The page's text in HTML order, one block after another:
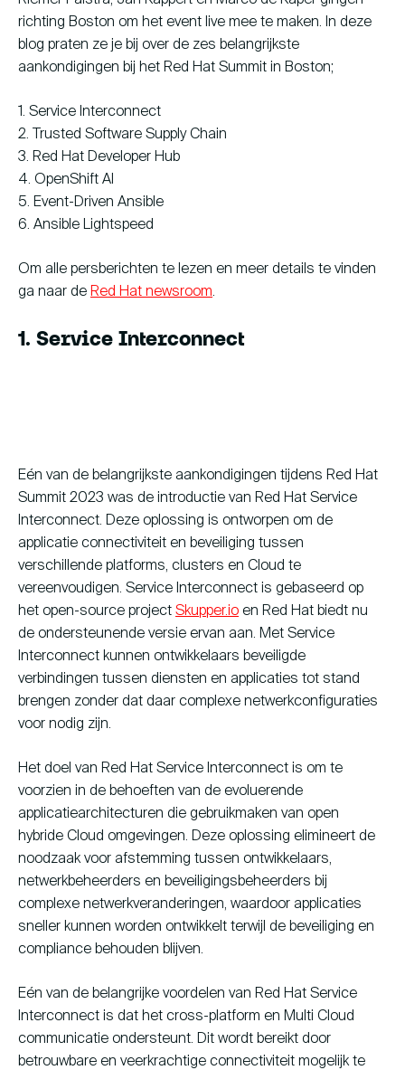
hallo@hcs-company.com
HCS Company
Anthony Fokkerweg 61
Instagram
richting Boston om het event live mee te maken. In deze
blog praten ze je bij over de zes belangrijkste
aankondigingen bij het Red Hat Summit in Boston;
1. Service Interconnect
2. Trusted Software Supply Chain
3. Red Hat Developer Hub
4. OpenShift AI
5. Event-Driven Ansible
6. Ansible Lightspeed
Om alle persberichten te lezen en meer details te vinden
ga naar de Red Hat newsroom.
1. Service Interconnect
Eén van de belangrijkste aankondigingen tijdens Red Hat
Summit 2023 was de introductie van Red Hat Service
Interconnect. Deze oplossing is ontworpen om de
applicatie connectiviteit en beveiliging tussen
verschillende platforms, clusters en Cloud te
vereenvoudigen. Service Interconnect is gebaseerd op
het open-source project Skupper.io en Red Hat biedt nu
de ondersteunende versie ervan aan. Met Service
Interconnect kunnen ontwikkelaars beveiligde
verbindingen tussen diensten en applicaties tot stand
brengen zonder dat daar complexe netwerkconfiguraties
voor nodig zijn.
Het doel van Red Hat Service Interconnect is om te
voorzien in de behoeften van de evoluerende
applicatiearchitecturen die gebruikmaken van open
hybride Cloud omgevingen. Deze oplossing elimineert de
noodzaak voor afstemming tussen ontwikkelaars,
netwerkbeheerders en beveiligingsbeheerders bij
complexe netwerkveranderingen, waardoor applicaties
sneller kunnen worden ontwikkelt terwijl de beveiliging en
compliance behouden blijven.
Eén van de belangrijke voordelen van Red Hat Service
Interconnect is dat het cross-platform en Multi Cloud
communicatie ondersteunt. Dit wordt bereikt door
betrouwbare en veerkrachtige connectiviteit mogelijk te